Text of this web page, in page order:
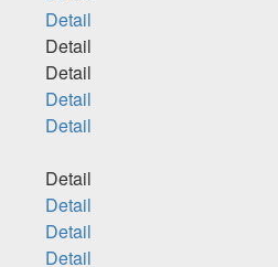
Detail
Detail
Detail
Detail
Detail
Detail
Detail
Detail
Detail